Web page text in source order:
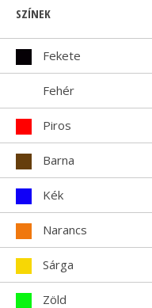
SZÍNEK
Fekete
Fehér
Piros
Barna
Kék
Narancs
Sárga
Zöld